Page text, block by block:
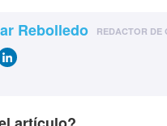
Rebolledo REDACTOR DE